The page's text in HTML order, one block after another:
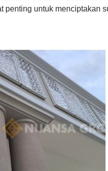
penting untuk menciptakan